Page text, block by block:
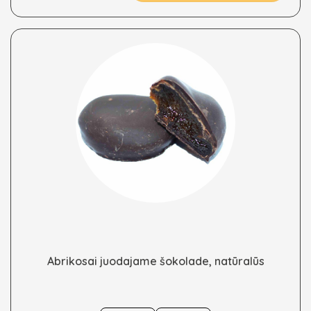
the
product
page
Abrikosai juodajame šokolade, natūralūs
This